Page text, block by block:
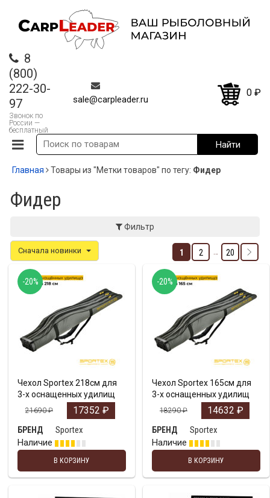
8
(800)
222-30-
97
Звонок по
России —
бесплатный
sale@carpleader.ru
0 ₽
Главная Товары из "Метки товаров" по тегу: Фидер
Фидер
Фильтр
Сначала новинки 1 2 … 20
Чехол Sportex 218cм для
3-х оснащенных удилищ
21690₽ 17352 ₽
БРЕНД
Sportex
Наличие
В КОРЗИНУ
-20%
Чехол Sportex 165cм для
3-х оснащенных удилищ
18290₽ 14632 ₽
БРЕНД
Sportex
Наличие
В КОРЗИНУ
-20%